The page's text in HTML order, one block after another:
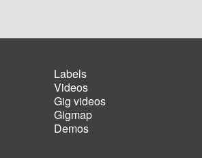
Footer
menu
Labels
Videos
Gig videos
Gigmap
Demos